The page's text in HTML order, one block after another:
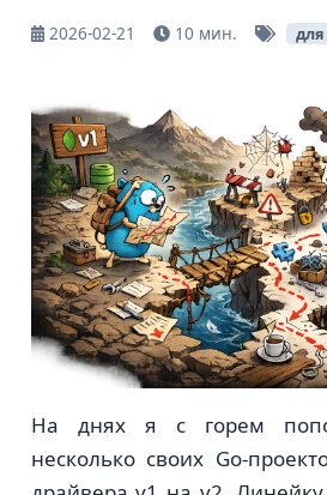
2026-02-21 10 мин.
На днях я с горем
несколько своих Go-